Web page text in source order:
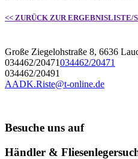
<< ZURÜCK ZUR ERGEBNISLISTE/
Große Ziegelohstraße 8, 6636
034462/20471034462/20471
034462/20491
AADK.Riste@t-online.de
Besuche uns auf
Händler &